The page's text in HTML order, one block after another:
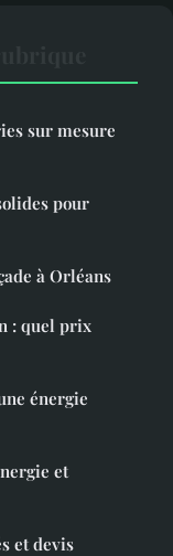
sur mesure
pour
à Orléans
: quel prix
énergie
et
et devis